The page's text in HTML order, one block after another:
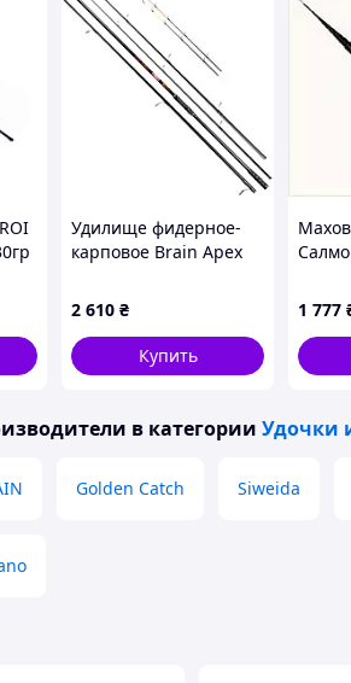
Удилище фидерное-
карповое Brain Apex
3.5lbs/max 130g D2-
2026
2 610 ₴
Купить
1 777
в категории Удочки
Golden Catch Siweida